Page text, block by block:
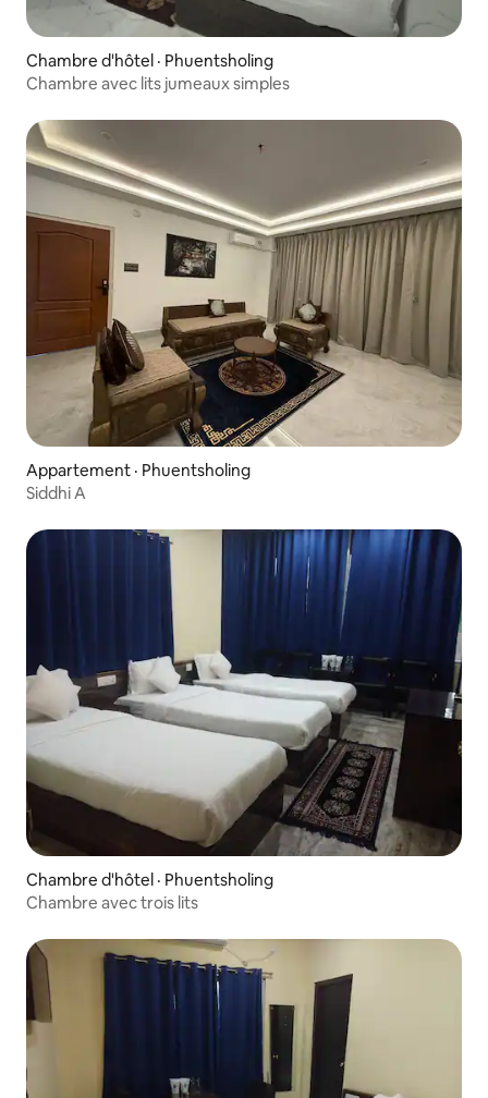
Chambre d'hôtel · Phuentsholing
Chambre avec lits jumeaux simples
Appartement · Phuentsholing
Siddhi A
Chambre d'hôtel · Phuentsholing
Chambre avec trois lits